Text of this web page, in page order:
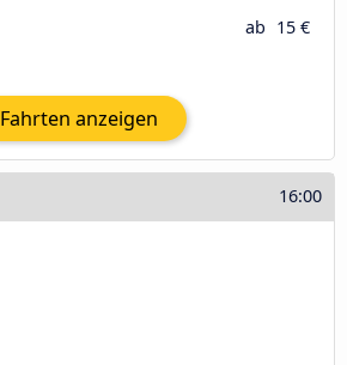
ab 15 €
Fahrten anzeigen
16:00